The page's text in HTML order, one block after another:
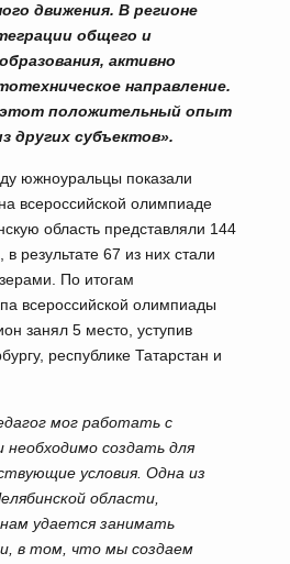
движения. В регионе
общего и
активно
направление.
этот положительный опыт
других субъектов».
южноуральцы показали
всероссийской олимпиаде
область представляли 144
результате 67 из них стали
По итогам
всероссийской олимпиады
занял 5 место, уступив
республике Татарстан и
мог работать с
создать для
условия. Одна из
области,
удается занимать
в том, что мы создаем